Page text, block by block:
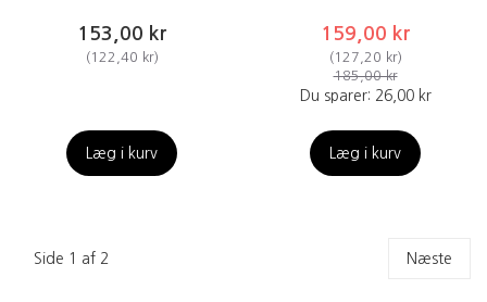
153,00 kr
(122,40 kr)
Læg i kurv
159,00 kr
(127,20 kr)
185,00 kr
Du sparer: 26,00 kr
Læg i kurv
Side 1 af 2 Næste